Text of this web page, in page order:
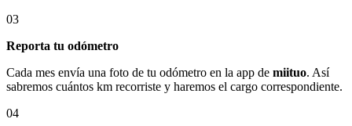
03
Reporta tu odómetro
Cada mes envía una foto de tu odómetro en la app de miituo. Así
sabremos cuántos km recorriste y haremos el cargo correspondiente.
04